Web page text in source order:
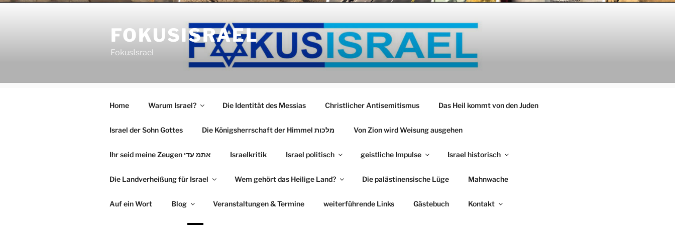
Zum
FOKUSISRAEL
FokusIsrael
Home Warum Israel? Die Identität des Messias Christlicher Antisemitismus Das Heil kommt von den Juden
Israel der Sohn Gottes Die Königsherrschaft der Himmel מלכות Von Zion wird Weisung ausgehen
Ihr seid meine Zeugen אתמ עדי Israelkritik Israel politisch geistliche Impulse Israel historisch
Die Landverheißung für Israel Wem gehört das Heilige Land? Die palästinensische Lüge Mahnwache
Auf ein Wort Blog Veranstaltungen & Termine weiterführende Links Gästebuch Kontakt